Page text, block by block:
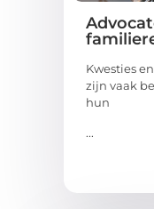
Kwesties
zijn vaak
hun
...